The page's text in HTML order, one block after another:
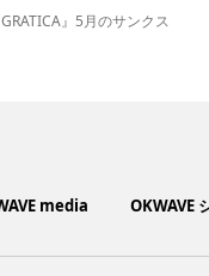
GRATICA』5月のサンクス
media OKWAVE